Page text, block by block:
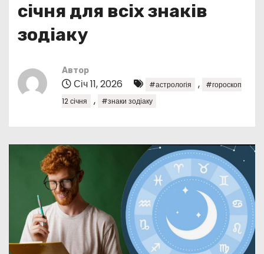
січня для всіх знаків
зодіаку
Автор
Січ 11, 2026 #астрологія ,
#гороскоп
12 січня
, #знаки зодіаку